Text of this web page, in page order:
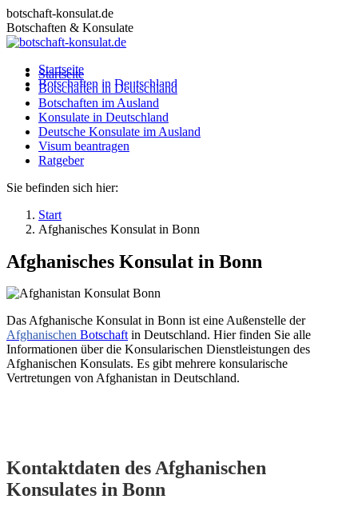
Zum
Inhalt
springen
botschaft-konsulat.de
Botschaften & Konsulate
Startseite
Botschaften in Deutschland
Botschaften im Ausland
Konsulate in Deutschland
Deutsche Konsulate im Ausland
Visum beantragen
Ratgeber
Startseite
Botschaften in Deutschland
Botschaften im Ausland
Konsulate in Deutschland
Deutsche Konsulate im Ausland
Visum beantragen
Ratgeber
Sie befinden sich hier:
Start
Afghanisches Konsulat in Bonn
Afghanisches Konsulat in Bonn
Das Afghanische Konsulat in Bonn ist eine Außenstelle der
Afghanischen Botschaft in Deutschland. Hier finden Sie alle
Informationen über die Konsularischen Dienstleistungen des
Afghanischen Konsulats. Es gibt mehrere konsularische
Vertretungen von Afghanistan in Deutschland.
Kontaktdaten des Afghanischen
Konsulates in Bonn